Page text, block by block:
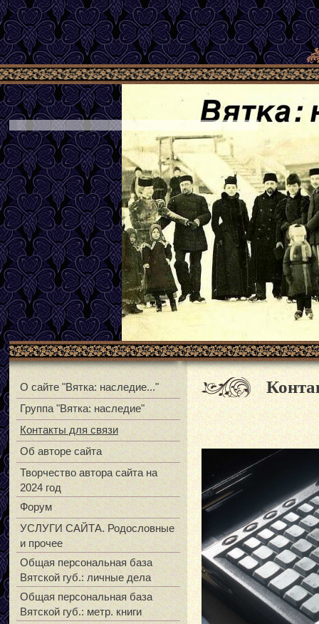
О сайте "Вятка: наследие..."
Группа "Вятка: наследие"
Контакты для связи
Об авторе сайта
Творчество автора сайта на
2024 год
Форум
УСЛУГИ САЙТА. Родословные
и прочее
Общая персональная база
Вятской губ.: личные дела
Общая персональная база
Вятской губ.: метр. книги